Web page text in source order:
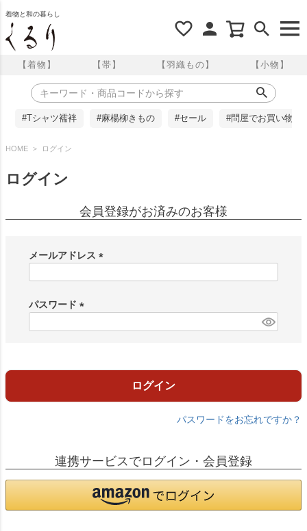
着物と和の暮らし
【着物】 【帯】 【羽織もの】 【小物】
#Tシャツ襦袢 #麻楊柳きもの #セール #問屋でお買い物
HOME ログイン
ログイン
会員登録がお済みのお客様
メールアドレス
)
パスワード
ログイン
パスワードをお忘れですか？
連携サービスでログイン・会員登録